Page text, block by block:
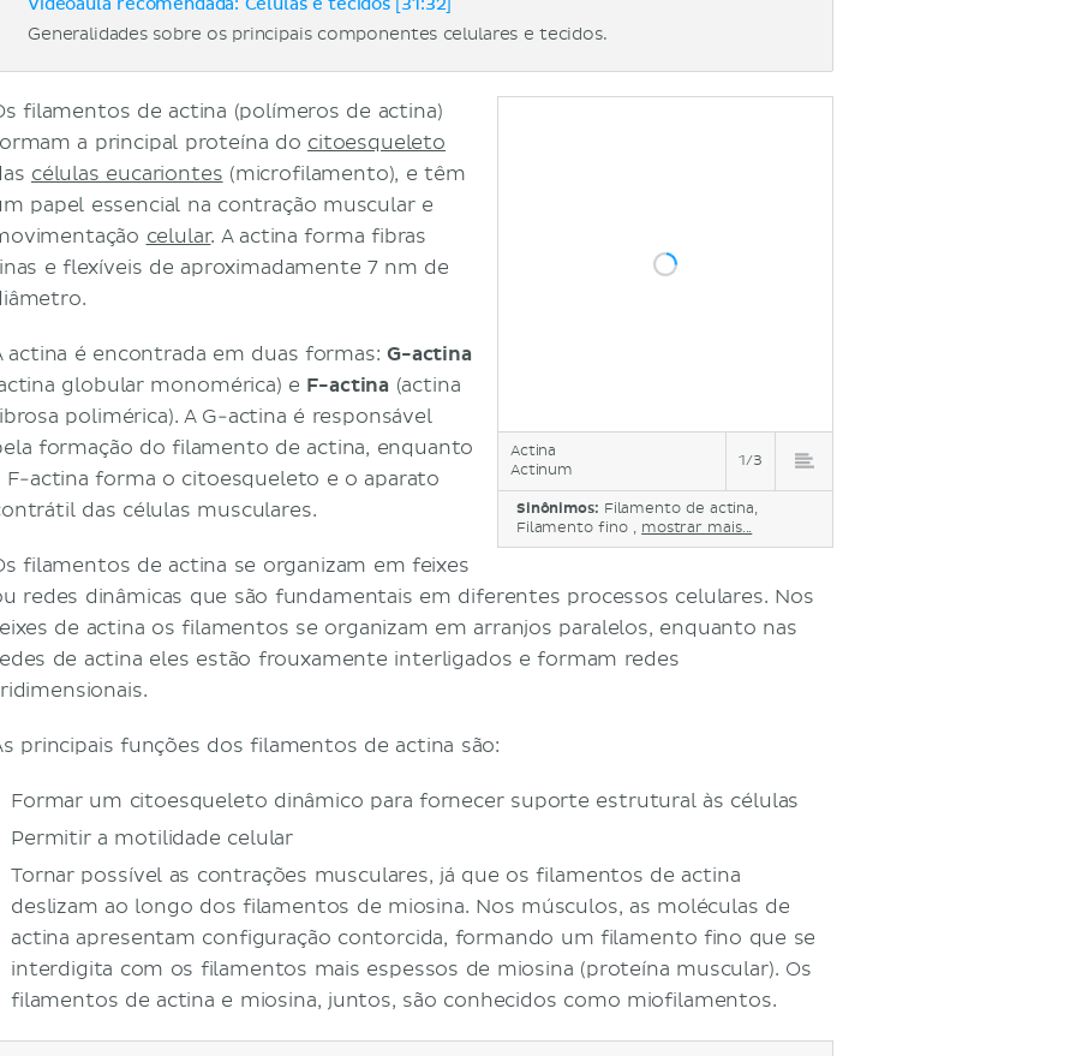
Videoaula recomendada: Células e tecidos [31:32]
Generalidades sobre os principais componentes celulares e tecidos.
Actina
Actinum
1/3
Sinônimos: Filamento de actina,
Filamento fino , mostrar mais...
filamentos de actina (polímeros de actina)
a principal proteína do citoesqueleto
células eucariontes (microfilamento), e têm
papel essencial na contração muscular e
celular. A actina forma fibras
e flexíveis de aproximadamente 7 nm de
actina é encontrada em duas formas:G-actina
globular monomérica) e F-actina (actina
polimérica). A G-actina é responsável
formação do filamento de actina, enquanto
F-actina forma o citoesqueleto e o aparato
das células musculares.
filamentos de actina se organizam em feixes
redes dinâmicas que são fundamentais em diferentes processos celulares. Nos
de actina os filamentos se organizam em arranjos paralelos, enquanto nas
de actina eles estão frouxamente interligados e formam redes
principais funções dos filamentos de actina são:
Formar um citoesqueleto dinâmico para fornecer suporte estrutural às células
Permitir a motilidade celular
Tornar possível as contrações musculares, já que os filamentos de actina
deslizam ao longo dos filamentos de miosina. Nos músculos, as moléculas de
actina apresentam configuração contorcida, formando um filamento fino que se
interdigita com os filamentos mais espessos de miosina (proteína muscular). Os
filamentos de actina e miosina, juntos, são conhecidos como miofilamentos.